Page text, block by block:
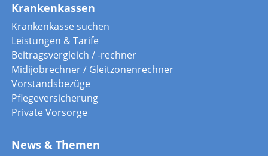
Krankenkassen
Krankenkasse suchen
Leistungen & Tarife
Beitragsvergleich / -rechner
Midijobrechner / Gleitzonenrechner
Vorstandsbezüge
Pflegeversicherung
Private Vorsorge
News & Themen